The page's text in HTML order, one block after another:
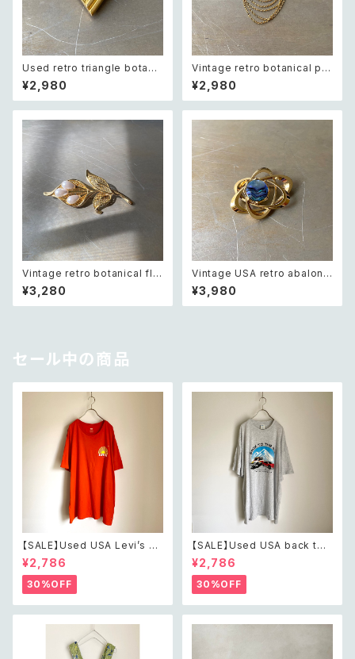
Used retro triangle botani
cal lace design brooch レト
ロ ユーズド アクセサリー トライ
アングル ボタニカル レース デ
¥2,980
Vintage retro botanical pe
arl×bijou brooch レトロ ヴィ
ンテージ アクセサリー ボタニカ
ル パール×ビジュー ドレープ チ
¥2,980
Vintage retro botanical flo
wer pearl brooch レトロ ヴィ
ンテージ アクセサリー ボタニカ
ル フラワー パール ブローチ
¥3,280
Vintage USA retro abalone
shell cosmic design brooc
h レトロ アメリカ ヴィンテージ
アクセサリー 天然石 アバロンシ
¥3,980
セール中の商品
【SALE】Used USA Levi’s su
nrise design orange t shirt
レトロ アメリカ ユーズド 古着
リーバイス サンライズ デザイン
オレンジ Tシャツ XXL
¥2,786
30%OFF
【SALE】Used USA back to t
he 80s car design t shirt レ
トロ アメリカ ユーズド 古着 カ
ーデザイン ライトグレー Tシャ
ツ XXL
¥2,786
30%OFF